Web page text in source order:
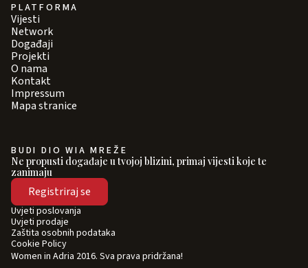
PLATFORMA
Vijesti
Network
Događaji
Projekti
O nama
Kontakt
Impressum
Mapa stranice
BUDI DIO WIA MREŽE
Ne propusti događaje u tvojoj blizini, primaj vijesti koje te
zanimaju
Registriraj se
Women in Adria 2016. Sva prava pridržana!
Uvjeti poslovanja
Uvjeti prodaje
Zaštita osobnih podataka
Cookie Policy